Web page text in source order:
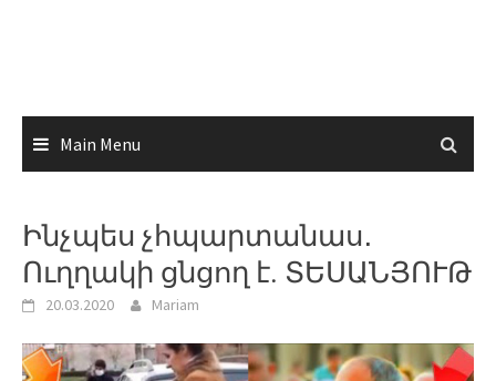
Main Menu
Ինչպես չհպարտանաս․
Ուղղակի ցնցող է. ՏԵՍԱՆՅՈՒԹ
20.03.2020 Mariam